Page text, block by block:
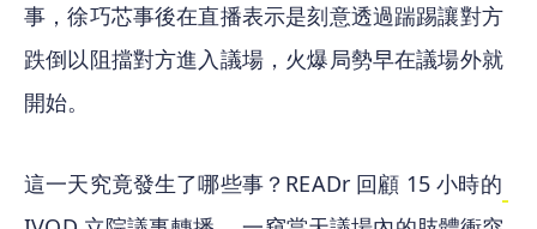
事，徐巧芯事後在直播表示是刻意透過踹踢讓對方
跌倒以阻擋對方進入議場，火爆局勢早在議場外就
開始。
這一天究竟發生了哪些事？READr 回顧 15 小時的